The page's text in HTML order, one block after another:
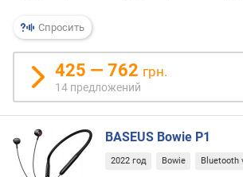
д
к
б
я
Спросить
425 — 762 грн.
14 предложений
BASEUS Bowie P1
2022 год Bowie Bluetooth